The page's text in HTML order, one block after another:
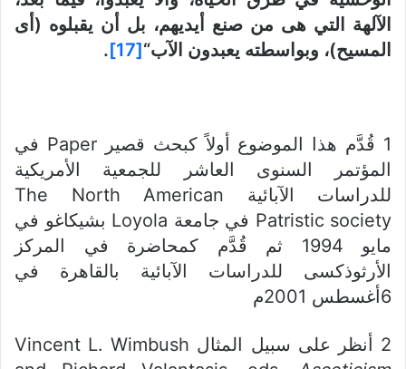
الآلهة التي هى من صنع أيديهم، بل أن يقبلوه (أى
المسيح)، وبواسطته يعبدون الآب“
[17]
.
1 قُدَّم هذا الموضوع أولاً كبحث قصير Paper في
المؤتمر السنوى العاشر للجمعية الأمريكية
للدراسات الآبائية The North American
Patristic society في جامعة Loyola بشيكاغو في
مايو 1994 ثم قُدَّم كمحاضرة في المركز
الأرثوذكسى للدراسات الآبائية بالقاهرة في
6أغسطس 2001م
2 أنظر على سبيل المثال Vincent L. Wimbush